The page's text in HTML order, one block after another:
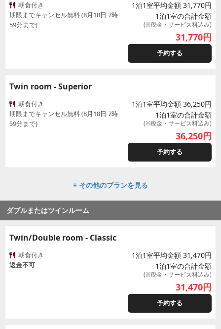
朝食付き
期限までキャンセル無料 (8月18日 7時
59分まで)
1泊1室平均金額 31,770円
1泊1室の合計金額
(※税金・サービス料込み)
31,770円
予約する
Twin room - Superior
朝食付き
期限までキャンセル無料 (8月18日 7時
59分まで)
1泊1室平均金額 36,250円
1泊1室の合計金額
(※税金・サービス料込み)
36,250円
予約する
+ その他のプランを見る
ダブルまたはツインルーム
Twin/Double room - Classic
朝食付き
返金不可
1泊1室平均金額 31,470円
1泊1室の合計金額
(※税金・サービス料込み)
31,470円
予約する